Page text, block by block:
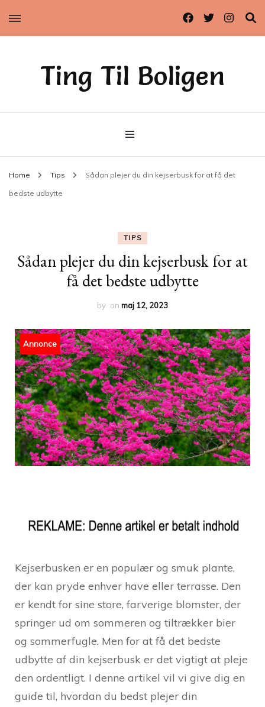
Ting Til Boligen
Home Tips Sådan plejer du din kejserbusk for at få det
bedste udbytte
TIPS
Sådan plejer du din kejserbusk for at
få det bedste udbytte
by on maj 12, 2023
Annonce
Kejserbusken er en populær og smuk plante,
der kan pryde enhver have eller terrasse. Den
er kendt for sine store, farverige blomster, der
springer ud om sommeren og tiltrækker bier
og sommerfugle. Men for at få det bedste
udbytte af din kejserbusk er det vigtigt at pleje
den ordentligt. I denne artikel vil vi give dig en
guide til, hvordan du bedst plejer din